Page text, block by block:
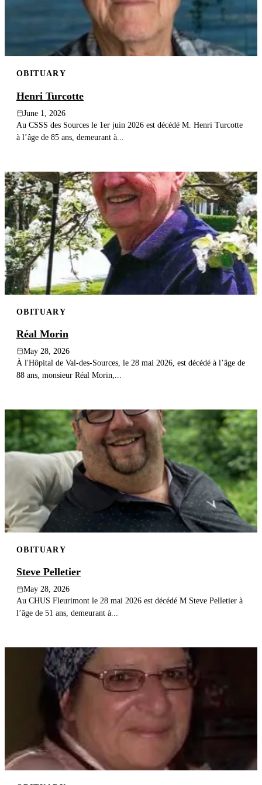
OBITUARY
Henri Turcotte
June 1, 2026
Au CSSS des Sources le 1er juin 2026 est décédé M. Henri Turcotte
à l’âge de 85 ans, demeurant à...
OBITUARY
Réal Morin
May 28, 2026
À l'Hôpital de Val-des-Sources, le 28 mai 2026, est décédé à l’âge de
88 ans, monsieur Réal Morin,...
OBITUARY
Steve Pelletier
May 28, 2026
Au CHUS Fleurimont le 28 mai 2026 est décédé M Steve Pelletier à
l’âge de 51 ans, demeurant à...